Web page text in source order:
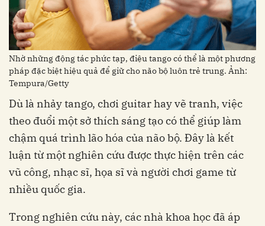
pháp đặc biệt hiệu quả để giữ cho não bộ luôn trẻ trung. Ảnh:
Tempura/Getty
theo đuổi một sở thích sáng tạo có thể giúp làm
chậm quá trình lão hóa của não bộ. Đây là kết
luận từ một nghiên cứu được thực hiện trên các
vũ công, nhạc sĩ, họa sĩ và người chơi game từ